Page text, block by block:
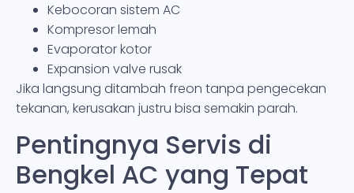
Kebocoran sistem AC
Kompresor lemah
Evaporator kotor
Expansion valve rusak
Jika langsung ditambah freon tanpa pengecekan
tekanan, kerusakan justru bisa semakin parah.
Pentingnya Servis di
Bengkel AC yang Tepat